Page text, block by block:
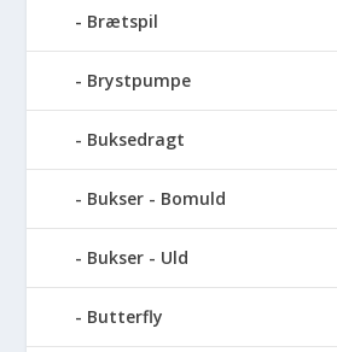
Brætspil
Brystpumpe
Buksedragt
Bukser - Bomuld
Bukser - Uld
Butterfly